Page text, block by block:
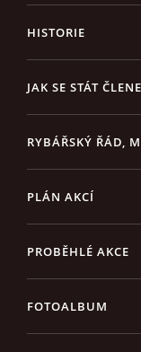
HISTORIE
JAK SE STÁT
RYBÁŘSKÝ ŘÁD,
PLÁN AKCÍ
PROBĚHLÉ AKCE
FOTOALBUM